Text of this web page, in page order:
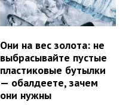
Они на вес золота: не
выбрасывайте пустые
пластиковые бутылки
— обалдеете, зачем
они нужны